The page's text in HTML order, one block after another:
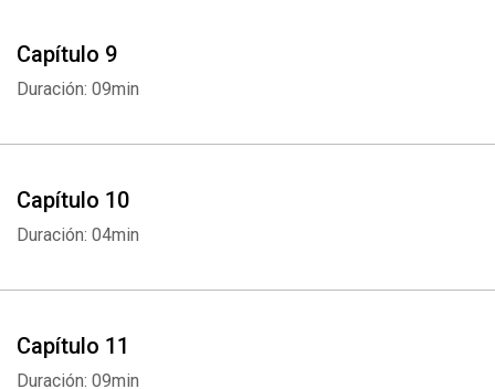
Capítulo 9
Duración: 09min
Capítulo 10
Duración: 04min
Capítulo 11
Duración: 09min